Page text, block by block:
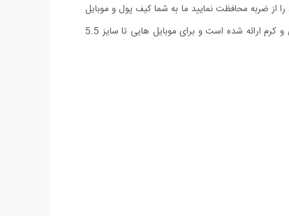
از ضربه محافظت نمایید ما به شما کیف پول و موبایل
Sosha را پیشنهاد می دهیم. این کیف دستی فوق العاده ظریف و زیبا بوده و از دوام بالایی برخوردار است. این کیف در رنگ های مشکی، قهوه ای، زرشکی و کرم ارائه شده است و برای موبایل هایی تا سایز 5.5